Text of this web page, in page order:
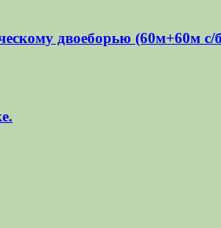
двоеборью (60м+60м с/